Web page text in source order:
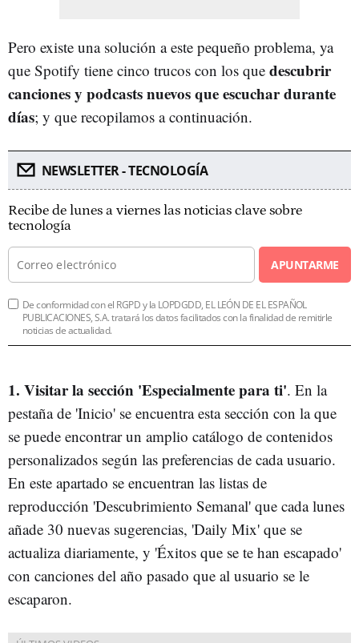
Pero existe una solución a este pequeño problema, ya
que Spotify tiene cinco trucos con los que descubrir
canciones y podcasts nuevos que escuchar durante
días; y que recopilamos a continuación.
NEWSLETTER - TECNOLOGÍA
Recibe de lunes a viernes las noticias clave sobre
tecnología
APUNTARME
De conformidad con el RGPD y la LOPDGDD, EL LEÓN DE EL ESPAÑOL
PUBLICACIONES, S.A. tratará los datos facilitados con la finalidad de remitirle
noticias de actualidad.
1. Visitar la sección 'Especialmente para ti'. En la
pestaña de 'Inicio' se encuentra esta sección con la que
se puede encontrar un amplio catálogo de contenidos
personalizados según las preferencias de cada usuario.
En este apartado se encuentran las listas de
reproducción 'Descubrimiento Semanal' que cada lunes
añade 30 nuevas sugerencias, 'Daily Mix' que se
actualiza diariamente, y 'Éxitos que se te han escapado'
con canciones del año pasado que al usuario se le
escaparon.